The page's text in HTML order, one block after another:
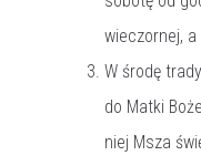
wieczornej,
W środę
do Matki
niej Msza